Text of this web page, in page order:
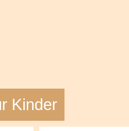
Kinder